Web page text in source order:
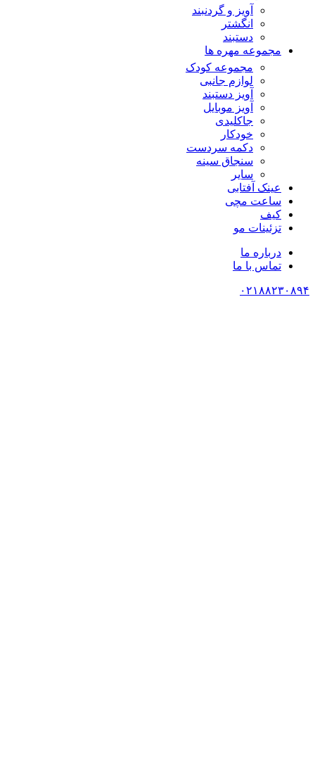
آویز و گردنبند
انگشتر
دستبند
مجموعه مهره ها
مجموعه کودک
لوازم جانبی
آویز دستبند
آویز موبایل
جاکلیدی
خودکار
دکمه سردست
سنجاق سینه
سایر
عینک آفتابی
ساعت مچی
کیف
تزئینات مو
درباره ما
تماس با ما
۰۲۱۸۸۲۳۰۸۹۴